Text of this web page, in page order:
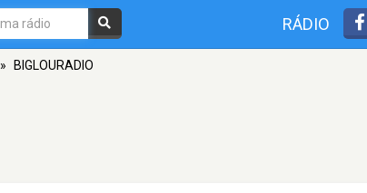
RÁDIO
» BIGLOURADIO